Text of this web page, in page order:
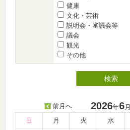
健康
文化・芸術
説明会・審議会等
議会
観光
その他
前月へ 2026年6月
日
月 火 水